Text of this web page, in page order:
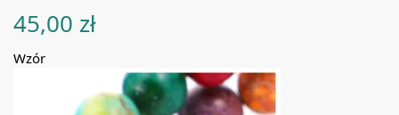
45,00 zł
Wzór